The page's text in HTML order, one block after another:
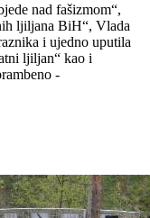
nad fašizmom“,
ljiljana BiH“, Vlada
i ujedno uputila
ljiljan“ kao i
-